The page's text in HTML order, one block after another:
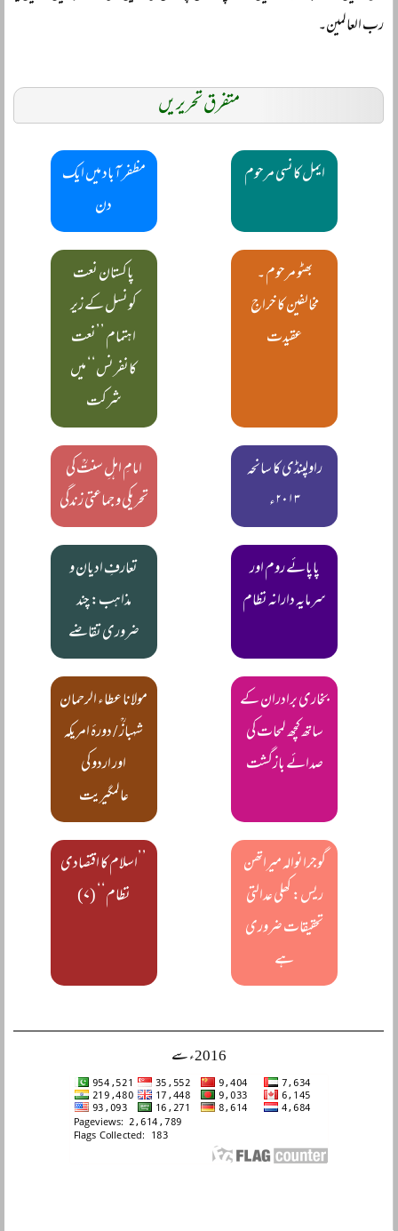
رب العالمین۔
متفرق تحریریں
ایمل کانسی مرحوم
مظفر آباد میں ایک
دن
بھٹو مرحوم ۔
مخالفین کا خراجِ
عقیدت
پاکستان نعت
کونسل کے زیر
اہتمام ’’نعت
کانفرنس‘‘ میں
شرکت
راولپنڈی کا سانحہ
۲۰۱۳ء
امامِ اہلِ سنتؒ کی
تحریکی و جماعتی زندگی
پاپائے روم اور
سرمایہ دارانہ نظام
تعارفِ ادیان و
مذاہب: چند
ضروری تقاضے
بخاری برادران کے
ساتھ کچھ لمحات کی
صدائے بازگشت
مولانا عطاء الرحمان
شہبازؒ / دورۂ امریکہ
اور اردو کی
عالمگیریت
گوجرانوالہ میراتھن
ریس: کھلی عدالتی
تحقیقات ضروری
ہے
’’اسلام کا اقتصادی
نظام‘‘ (۷)
2016ء سے